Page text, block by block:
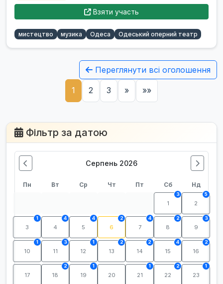
Взяти участь
мистецтво музика Одеса Одеський оперний театр
Переглянути всі оголошення
1 2 3 » »»
Фільтр за датою
Серпень 2026
Пн Вт Ср Чт Пт Сб Нд
1
3
2
5
3
1
4
4
5
4
6
2
7
4
8
2
9
3
10
1
11
3
12
1
13
2
14
2
15
4
16
2
17 18
2
19
1
20 21
1
22
2
23
1